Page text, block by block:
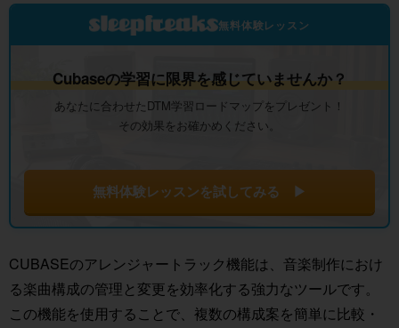
無料体験レッスン
Cubaseの学習に限界を感じていませんか？
あなたに合わせたDTM学習ロードマップをプレゼント！
その効果をお確かめください。
無料体験レッスンを試してみる ▶
CUBASEのアレンジャートラック機能は、音楽制作におけ
る楽曲構成の管理と変更を効率化する強力なツールです。
この機能を使用することで、複数の構成案を簡単に比較・